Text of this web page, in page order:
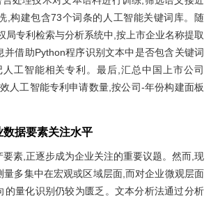
,构建包含73个词条的人工智能关键词库。随
局专利检索与分析系统中,按上市企业名称提取
并借助Python程序识别文本中是否包含关键词
工智能相关专利。最后,汇总中国上市公司
人工智能专利申请数量,按公司-年份构建面板
数据要素关注水平
素,正逐步成为企业关注的重要议题。然而,现
量多集中在宏观或区域层面,而对企业微观层面
的量化识别仍较为匮乏。文本分析法通过分析